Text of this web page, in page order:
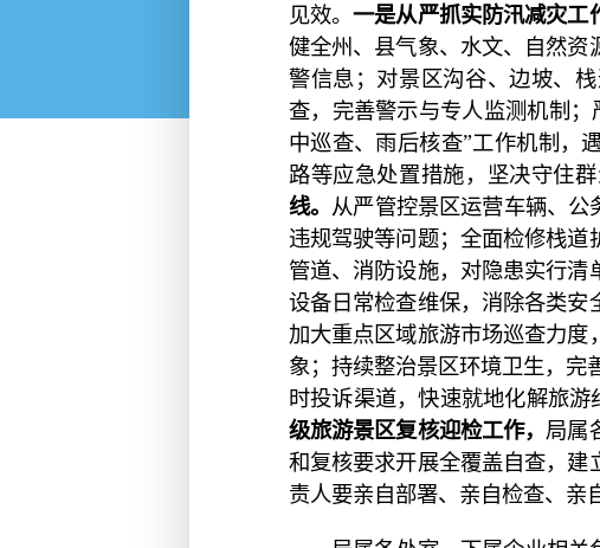
见效。一是从严抓实防汛减灾工
健全州、县气象、水文、自然
警信息；对景区沟谷、边坡、
查，完善警示与专人监测机制
中巡查、雨后核查”工作机制，
路等应急处置措施，坚决守住
线。 从严管控景区运营车辆、公
违规驾驶等问题；全面检修栈
管道、消防设施，对隐患实行
设备日常检查维保，消除各类安
加大重点区域旅游市场巡查力
象；持续整治景区环境卫生，
时投诉渠道，快速就地化解旅游
级旅游景区复核迎检工作， 局属
和复核要求开展全覆盖自查，建
责人要亲自部署、亲自检查、亲